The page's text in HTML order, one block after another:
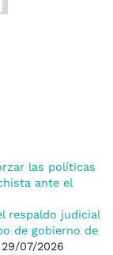
las políticas
ante el
respaldo judicial
de gobierno de
29/07/2026